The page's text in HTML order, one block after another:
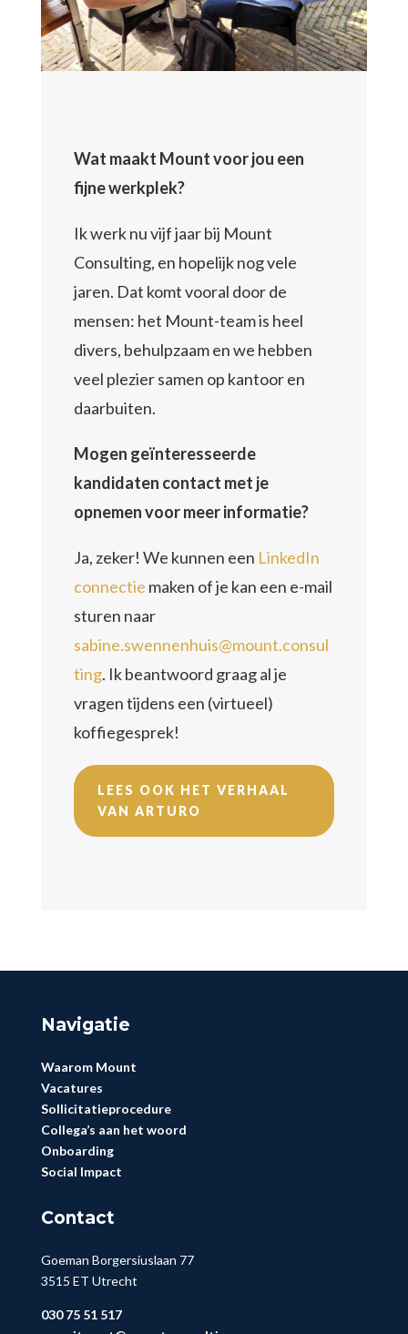
Wat maakt Mount voor jou een
fijne werkplek?
Ik werk nu vijf jaar bij Mount
Consulting, en hopelijk nog vele
jaren. Dat komt vooral door de
mensen: het Mount-team is heel
divers, behulpzaam en we hebben
veel plezier samen op kantoor en
daarbuiten.
Mogen geïnteresseerde
kandidaten contact met je
opnemen voor meer informatie?
Ja, zeker! We kunnen een LinkedIn
connectie maken of je kan een e-mail
sturen naar
sabine.swennenhuis@mount.consul
ting. Ik beantwoord graag al je
vragen tijdens een (virtueel)
koffiegesprek!
LEES OOK HET VERHAAL
VAN ARTURO
Navigatie
Waarom Mount
Vacatures
Sollicitatieprocedure
Collega’s aan het woord
Onboarding
Social Impact
Contact
Goeman Borgersiuslaan 77
3515 ET Utrecht
030 75 51 517